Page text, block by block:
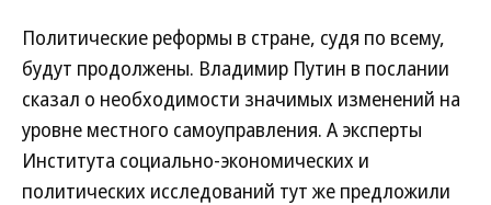
Политические реформы в стране, судя по всему,
будут продолжены. Владимир Путин в послании
сказал о необходимости значимых изменений на
уровне местного самоуправления. А эксперты
Института социально-экономических и
политических исследований тут же предложили